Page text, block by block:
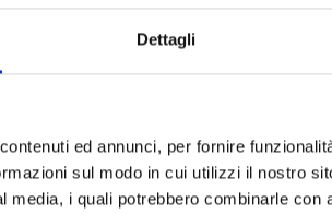
Dettagli
ed annunci, per fornire
sul modo in cui utilizzi il nostro
media, i quali potrebbero combinarle con